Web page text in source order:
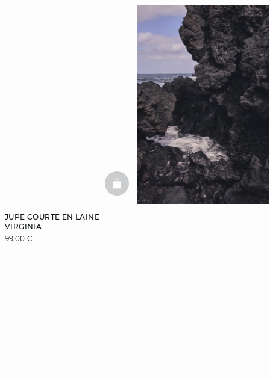
JUPE COURTE EN LAINE
VIRGINIA
99,00 €
BASKETFULL